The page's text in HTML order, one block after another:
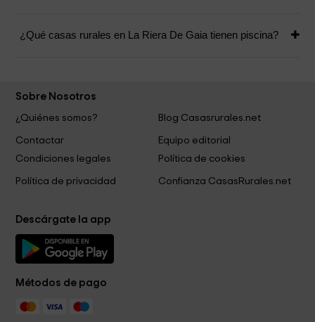
¿Qué casas rurales en La Riera De Gaia tienen piscina?
Sobre Nosotros
¿Quiénes somos?
Blog Casasrurales.net
Contactar
Equipo editorial
Condiciones legales
Política de cookies
Política de privacidad Confianza CasasRurales.net
Descárgate la app
Métodos de pago